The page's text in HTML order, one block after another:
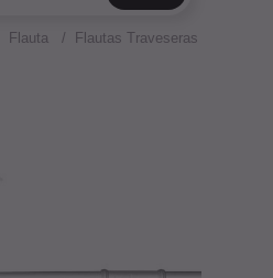
Flauta Flautas Traveseras